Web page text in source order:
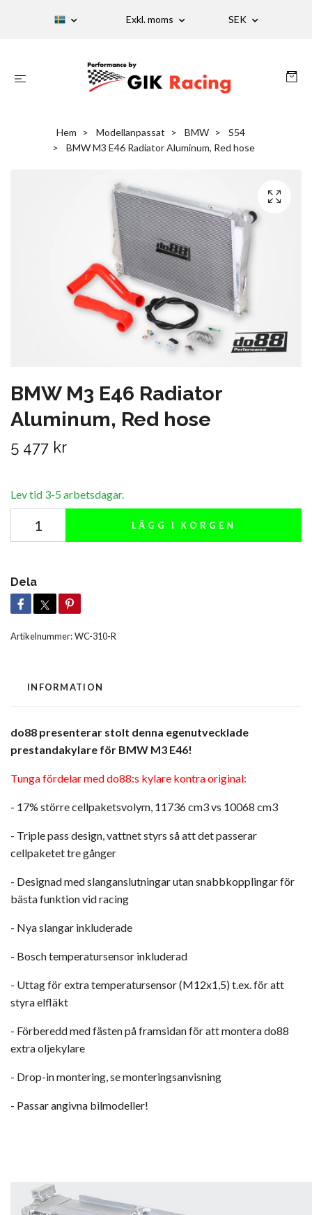
Exkl. moms SEK
Hem Modellanpassat BMW
S54
BMW M3 E46 Radiator Aluminum, Red hose
BMW M3 E46 Radiator
Aluminum, Red hose
5 477 kr
Lev tid 3-5 arbetsdagar.
LÄGG I KORGEN
Dela
Artikelnummer:WC-310-R
INFORMATION
do88 presenterar stolt denna egenutvecklade
prestandakylare för BMW M3 E46!
Tunga fördelar med do88:s kylare kontra original:
- 17% större cellpaketsvolym, 11736 cm3 vs 10068 cm3
- Triple pass design, vattnet styrs så att det passerar
cellpaketet tre gånger
- Designad med slanganslutningar utan snabbkopplingar för
bästa funktion vid racing
- Nya slangar inkluderade
- Bosch temperatursensor inkluderad
- Uttag för extra temperatursensor (M12x1,5) t.ex. för att
styra elfläkt
- Förberedd med fästen på framsidan för att montera do88
extra oljekylare
- Drop-in montering, se monteringsanvisning
- Passar angivna bilmodeller!